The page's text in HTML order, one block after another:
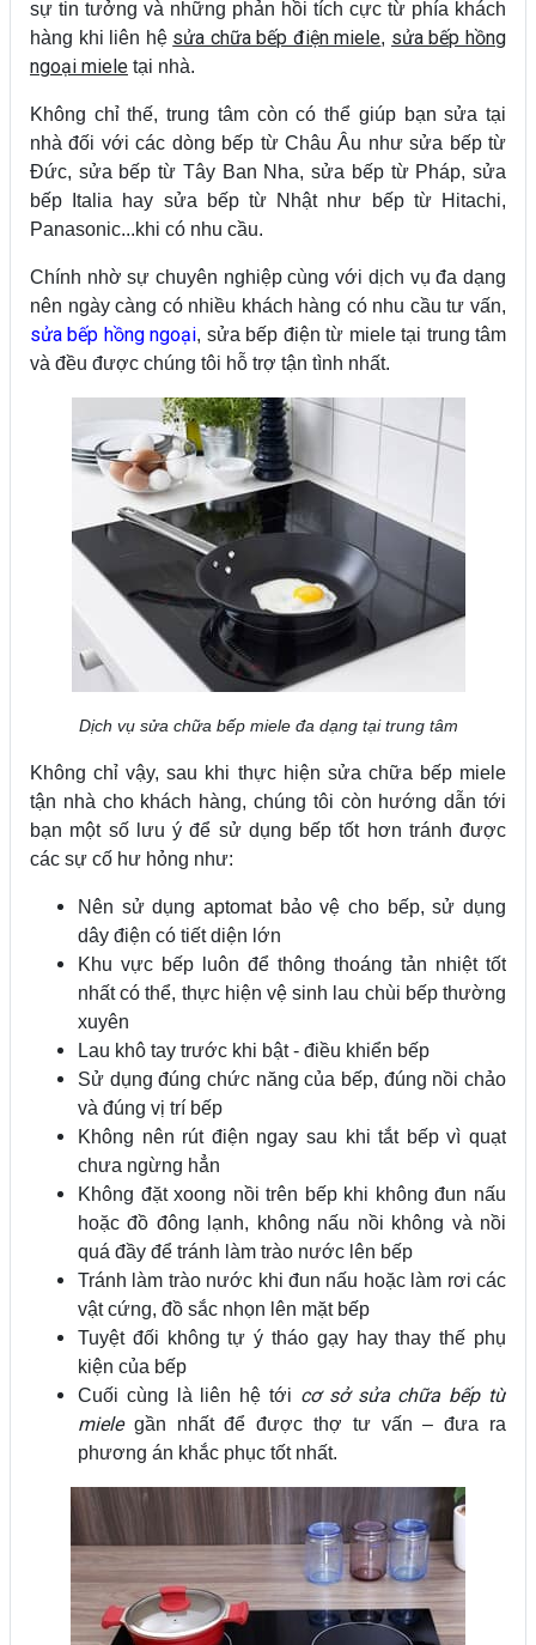
sự tin tưởng và những phản hồi tích cực từ phía khách
hàng khi liên hệ sửa chữa bếp điện miele, sửa bếp hồng
ngoại miele tại nhà.
Không chỉ thế, trung tâm còn có thể giúp bạn sửa tại
nhà đối với các dòng bếp từ Châu Âu như sửa bếp từ
Đức, sửa bếp từ Tây Ban Nha, sửa bếp từ Pháp, sửa
bếp Italia hay sửa bếp từ Nhật như bếp từ Hitachi,
Panasonic...khi có nhu cầu.
Chính nhờ sự chuyên nghiệp cùng với dịch vụ đa dạng
nên ngày càng có nhiều khách hàng có nhu cầu tư vấn,
sửa bếp hồng ngoại, sửa bếp điện từ miele tại trung tâm
và đều được chúng tôi hỗ trợ tận tình nhất.
Dịch vụ sửa chữa bếp miele đa dạng tại trung tâm
Không chỉ vậy, sau khi thực hiện sửa chữa bếp miele
tận nhà cho khách hàng, chúng tôi còn hướng dẫn tới
bạn một số lưu ý để sử dụng bếp tốt hơn tránh được
các sự cố hư hỏng như:
Nên sử dụng aptomat bảo vệ cho bếp, sử dụng
dây điện có tiết diện lớn
Khu vực bếp luôn để thông thoáng tản nhiệt tốt
nhất có thể, thực hiện vệ sinh lau chùi bếp thường
xuyên
Lau khô tay trước khi bật - điều khiển bếp
Sử dụng đúng chức năng của bếp, đúng nồi chảo
và đúng vị trí bếp
Không nên rút điện ngay sau khi tắt bếp vì quạt
chưa ngừng hẳn
Không đặt xoong nồi trên bếp khi không đun nấu
hoặc đồ đông lạnh, không nấu nồi không và nồi
quá đầy để tránh làm trào nước lên bếp
Tránh làm trào nước khi đun nấu hoặc làm rơi các
vật cứng, đồ sắc nhọn lên mặt bếp
Tuyệt đối không tự ý tháo gạy hay thay thế phụ
kiện của bếp
Cuối cùng là liên hệ tới cơ sở sửa chữa bếp từ
mielegần nhất để được thợ tư vấn – đưa ra
phương án khắc phục tốt nhất.